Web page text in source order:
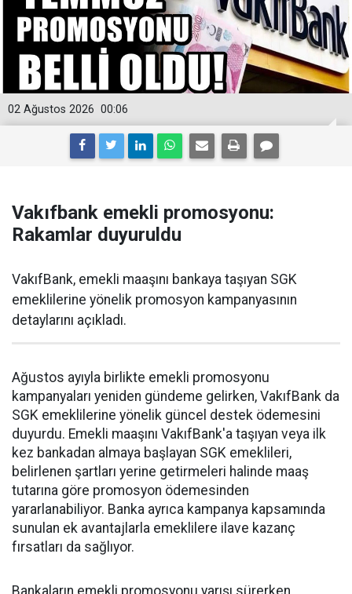
00:06
02 Ağustos 2026
Vakıfbank emekli promosyonu:
Rakamlar duyuruldu
VakıfBank, emekli maaşını bankaya taşıyan SGK
emeklilerine yönelik promosyon kampanyasının
detaylarını açıkladı.
Ağustos ayıyla birlikte emekli promosyonu
kampanyaları yeniden gündeme gelirken, VakıfBank da
SGK emeklilerine yönelik güncel destek ödemesini
duyurdu. Emekli maaşını VakıfBank'a taşıyan veya ilk
kez bankadan almaya başlayan SGK emeklileri,
belirlenen şartları yerine getirmeleri halinde maaş
tutarına göre promosyon ödemesinden
yararlanabiliyor. Banka ayrıca kampanya kapsamında
sunulan ek avantajlarla emeklilere ilave kazanç
fırsatları da sağlıyor.
Bankaların emekli promosyonu yarışı sürerken